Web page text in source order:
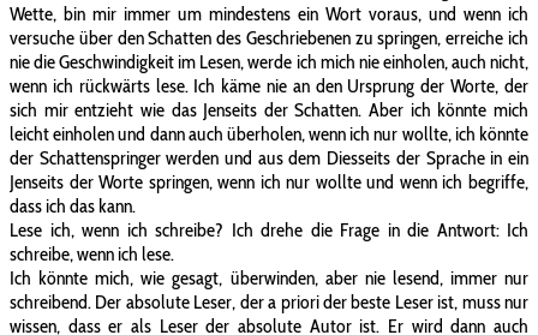
Wette, bin mir immer um mindestens ein Wort voraus, und wenn ich
versuche über den Schatten des Geschriebenen zu springen, erreiche ich
nie die Geschwindigkeit im Lesen, werde ich mich nie einholen, auch nicht,
wenn ich rückwärts lese. Ich käme nie an den Ursprung der Worte, der
sich mir entzieht wie das Jenseits der Schatten. Aber ich könnte mich
leicht einholen und dann auch überholen, wenn ich nur wollte, ich könnte
der Schattenspringer werden und aus dem Diesseits der Sprache in ein
Jenseits der Worte springen, wenn ich nur wollte und wenn ich begriffe,
dass ich das kann.
Lese ich, wenn ich schreibe? Ich drehe die Frage in die Antwort: Ich
schreibe, wenn ich lese.
Ich könnte mich, wie gesagt, überwinden, aber nie lesend, immer nur
schreibend. Der absolute Leser, der a priori der beste Leser ist, muss nur
wissen, dass er als Leser der absolute Autor ist. Er wird dann auch